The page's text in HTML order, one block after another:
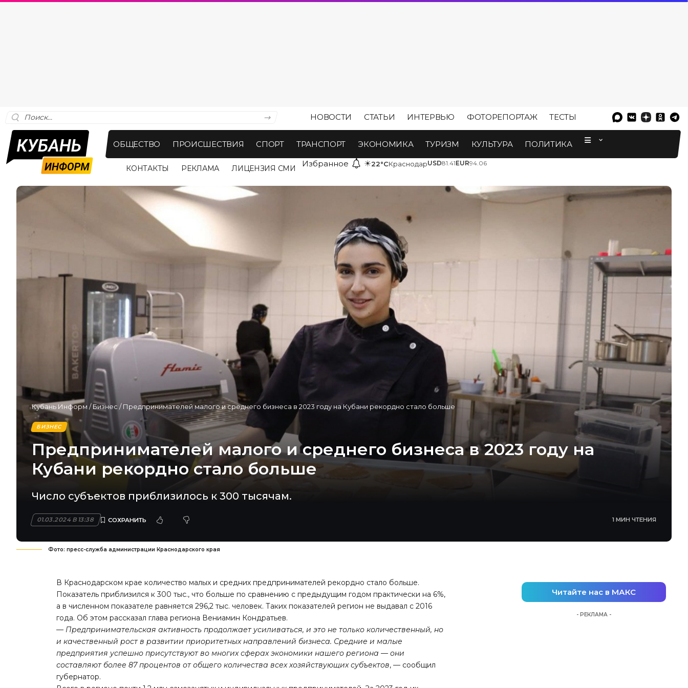
НОВОСТИ СТАТЬИ ИНТЕРВЬЮ ФОТОРЕПОРТАЖ ТЕСТЫ
ОБЩЕСТВО ПРОИСШЕСТВИЯ СПОРТ ТРАНСПОРТ ЭКОНОМИКА ТУРИЗМ КУЛЬТУРА ПОЛИТИКА
КОНТАКТЫ РЕКЛАМА ЛИЦЕНЗИЯ СМИ Избранное ☀22°CКраснодарUSD81.41EUR94.06
Кубань Информ /Бизнес /Предпринимателей малого и среднего бизнеса в 2023 году на Кубани рекордно стало больше
БИЗНЕС
Предпринимателей малого и среднего бизнеса в 2023 году на
Кубани рекордно стало больше
Число субъектов приблизилось к 300 тысячам.
01.03.2024 В 13:38 1 МИН ЧТЕНИЯ
Фото: пресс-служба администрации Краснодарского края
В Краснодарском крае количество малых и средних предпринимателей рекордно стало больше.
Показатель приблизился к 300 тыс., что больше по сравнению с предыдущим годом практически на 6%,
а в численном показателе равняется 296,2 тыс. человек. Таких показателей регион не выдавал с 2016
года. Об этом рассказал глава региона Вениамин Кондратьев.
— Предпринимательская активность продолжает усиливаться, и это не только количественный, но
и качественный рост в развитии приоритетных направлений бизнеса. Средние и малые
предприятия успешно присутствуют во многих сферах экономики нашего региона — они
составляют более 87 процентов от общего количества всех хозяйствующих субъектов, — сообщил
губернатор.
Читайте нас в МАКС
- РЕКЛАМА -